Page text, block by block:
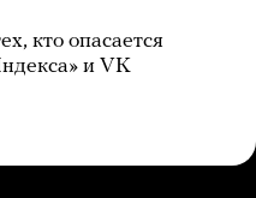
кто опасается
и VK